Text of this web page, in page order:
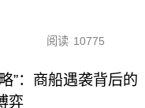
阅读 10775
”：商船遇袭背后的
弈